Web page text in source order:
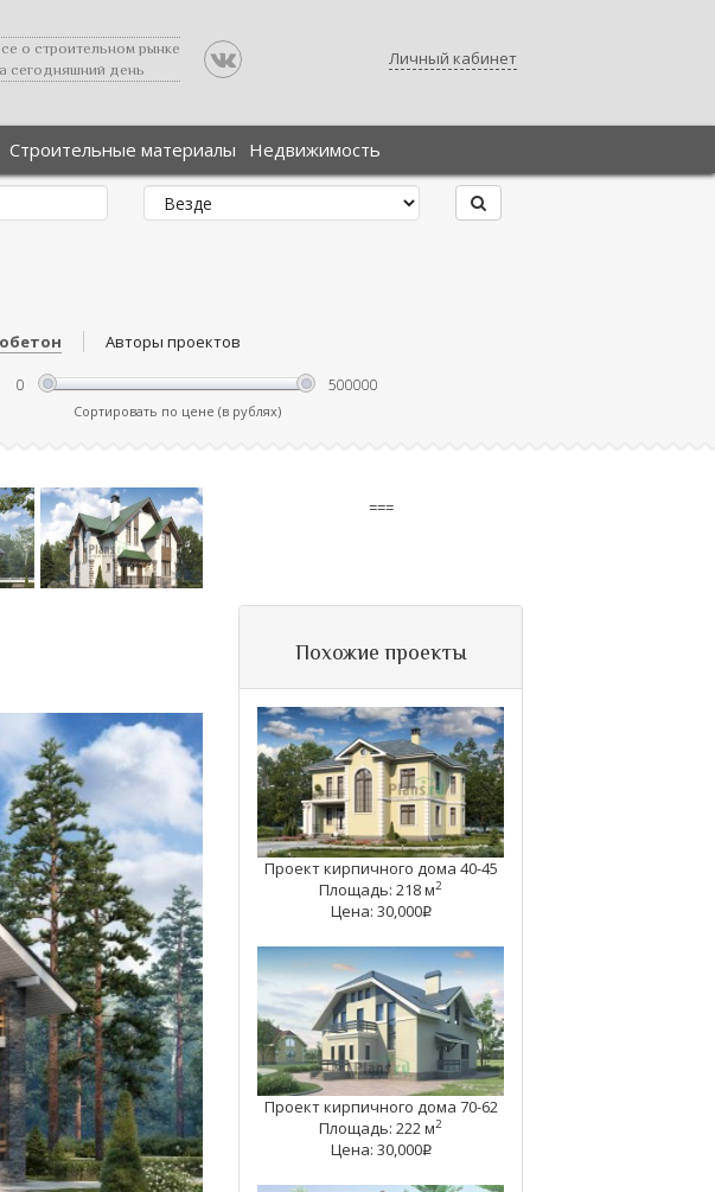
о строительном рынке
сегодняшний день
Личный кабинет
Строительные материалы Недвижимость
Авторы проектов
Сортировать по цене (в рублях)
===
Похожие проекты
Проект кирпичного дома 40-45
Площадь: 218 м2
Цена: 30,000q
Проект кирпичного дома 70-62
Площадь: 222 м2
Цена: 30,000q